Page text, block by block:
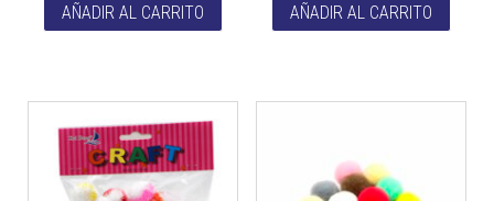
AÑADIR AL CARRITO AÑADIR AL CARRITO